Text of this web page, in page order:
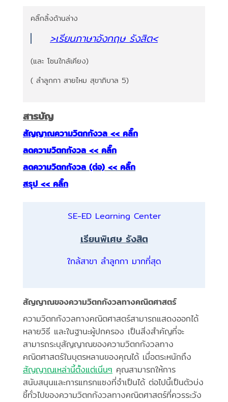
คลิ๊กลิ้งด้านล่าง
>เรียนภาษาอังกฤษ รังสิต<
(และ โซนใกล้เคียง)
( ลำลูกกา สายไหม สุขาภิบาล 5)
สารบัญ
สัญญาณความวิตกกังวล << คลิ๊ก
ลดความวิตกกังวล << คลิ๊ก
ลดความวิตกกังวล (ต่อ) << คลิ๊ก
สรุป << คลิ๊ก
SE-ED Learning Center
เรียนพิเศษ รังสิต
ใกล้สาขา ลำลูกกา มากที่สุด
สัญญาณของความวิตกกังวลทางคณิตศาสตร์
ความวิตกกังวลทางคณิตศาสตร์สามารถแสดงออกได้
หลายวิธี และในฐานะผู้ปกครอง เป็นสิ่งสำคัญที่จะ
สามารถระบุสัญญาณของความวิตกกังวลทาง
คณิตศาสตร์ในบุตรหลานของคุณได้ เมื่อตระหนักถึง
สัญญาณเหล่านี้ตั้งแต่เนิ่นๆ คุณสามารถให้การ
สนับสนุนและการแทรกแซงที่จำเป็นได้ ต่อไปนี้เป็นตัวบ่ง
ชี้ทั่วไปของความวิตกกังวลทางคณิตศาสตร์ที่ควรระวัง